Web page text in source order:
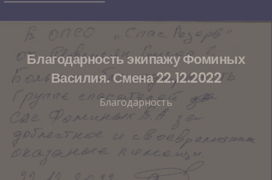
Благодарность экипажу Фоминых
Василия. Смена 22.12.2022
Благодарность